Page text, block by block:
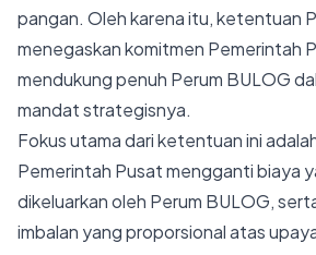
pangan. Oleh karena itu, ketentuan
menegaskan komitmen Pemerintah
mendukung penuh Perum BULOG
mandat strategisnya.
Fokus utama dari ketentuan ini
Pemerintah Pusat mengganti biaya
dikeluarkan oleh Perum BULOG,
imbalan yang proporsional atas